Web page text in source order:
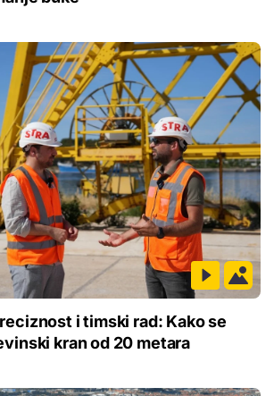
i timski rad: Kako se
kran od 20 metara